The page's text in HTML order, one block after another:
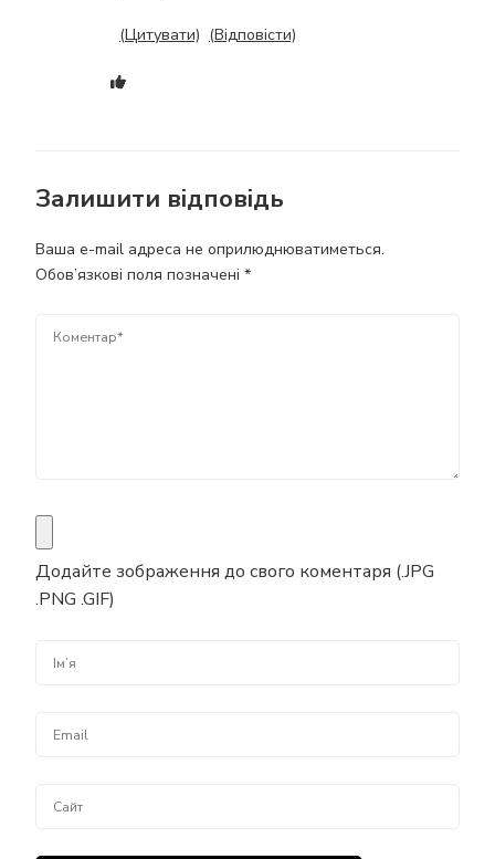
(Цитувати) (Відповісти)
Залишити відповідь
Ваша e-mail адреса не оприлюднюватиметься.
Обов’язкові поля позначені *
Додайте зображення до свого коментаря (.JPG
.PNG .GIF)